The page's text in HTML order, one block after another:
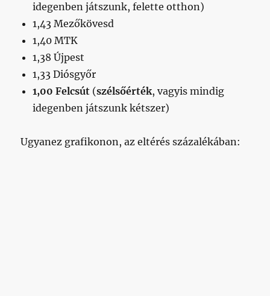
idegenben játszunk, felette otthon)
1,43 Mezőkövesd
1,40 MTK
1,38 Újpest
1,33 Diósgyőr
1,00 Felcsút (szélsőérték, vagyis mindig
idegenben játszunk kétszer)
Ugyanez grafikonon, az eltérés százalékában: